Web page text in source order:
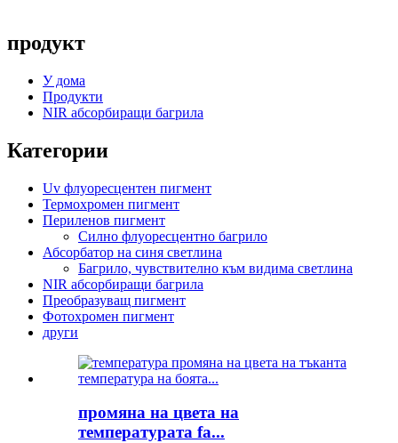
продукт
У дома
Продукти
NIR абсорбиращи багрила
Категории
Uv флуоресцентен пигмент
Термохромен пигмент
Периленов пигмент
Силно флуоресцентно багрило
Абсорбатор на синя светлина
Багрило, чувствително към видима светлина
NIR абсорбиращи багрила
Преобразуващ пигмент
Фотохромен пигмент
други
промяна на цвета на
температурата fa...